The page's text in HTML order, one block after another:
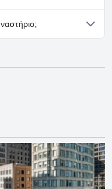
στο The Hoxton,